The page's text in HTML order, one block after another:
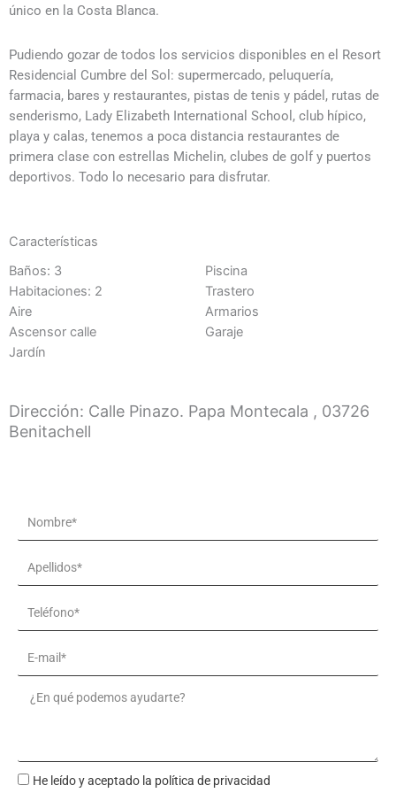
único en la Costa Blanca.
Pudiendo gozar de todos los servicios disponibles en el Resort
Residencial Cumbre del Sol: supermercado, peluquería,
farmacia, bares y restaurantes, pistas de tenis y pádel, rutas de
senderismo, Lady Elizabeth International School, club hípico,
playa y calas, tenemos a poca distancia restaurantes de
primera clase con estrellas Michelin, clubes de golf y puertos
deportivos. Todo lo necesario para disfrutar.
Características
Baños: 3
Habitaciones: 2
Aire
Ascensor calle
Jardín
Piscina
Trastero
Armarios
Garaje
Dirección: Calle Pinazo. Papa Montecala , 03726
Benitachell
Apellidos*
Teléfono*
Message
He leído y aceptado la política de privacidad